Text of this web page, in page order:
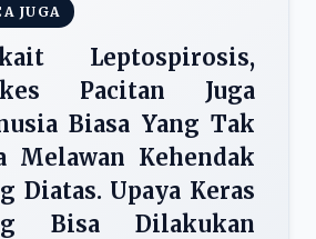
JUGA
Leptospirosis,
Pacitan Juga
Biasa Yang Tak
Melawan Kehendak
Diatas. Upaya Keras
Bisa Dilakukan